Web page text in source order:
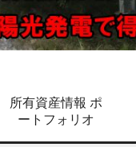
所有資産情報 ポ
ートフォリオ